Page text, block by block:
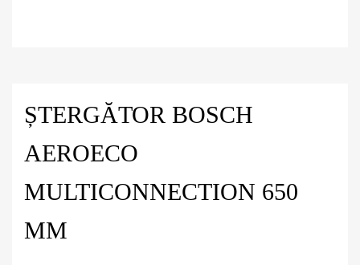
ȘTERGĂTOR BOSCH
AEROECO
MULTICONNECTION 650
MM